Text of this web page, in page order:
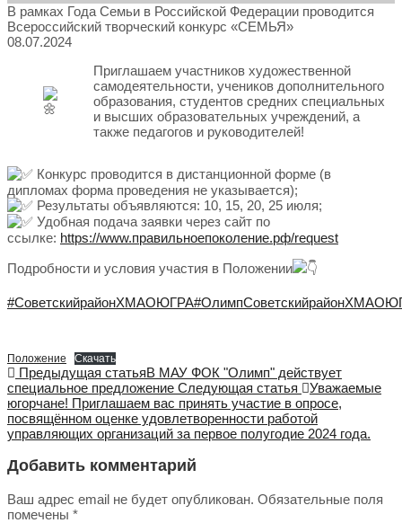
В рамках Года Семьи в Российской Федерации проводится
Всероссийский творческий конкурс «СЕМЬЯ»
08.07.2024
Приглашаем участников художественной
самодеятельности, учеников дополнительного
образования, студентов средних специальных
и высших образовательных учреждений, а
также педагогов и руководителей!
Конкурс проводится в дистанционной форме (в
дипломах форма проведения не указывается);
Результаты объявляются: 10, 15, 20, 25 июля;
Удобная подача заявки через сайт по
ссылке: https://www.правильноепоколение.рф/request
Подробности и условия участия в Положении
#СоветскийрайонХМАОЮГРА
Положение Скачать
Предыдущая статьяВ МАУ ФОК "Олимп" действует
специальное предложение Следующая статья
Уважаемые
югорчане! Приглашаем вас принять участие в опросе,
посвящённом оценке удовлетворенности работой
управляющих организаций за первое полугодие 2024 года.
Добавить комментарий
Ваш адрес email не будет опубликован. Обязательные поля
помечены *